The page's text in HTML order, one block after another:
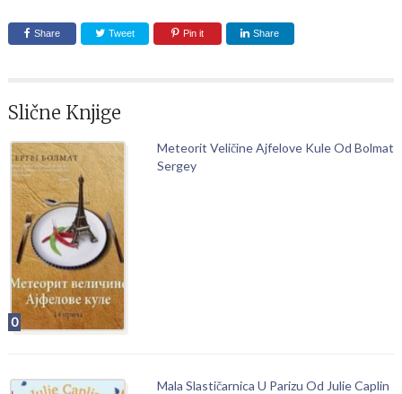
Share Tweet Pin it Share
Slične Knjige
0
Meteorit Veličine Ajfelove Kule Od Bolmat
Sergey
Mala Slastičarnica U Parizu Od Julie Caplin